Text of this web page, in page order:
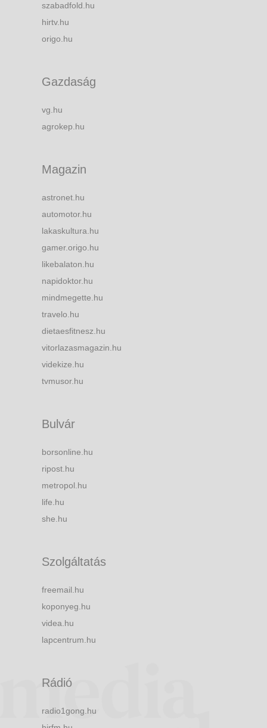
szabadfold.hu
hirtv.hu
origo.hu
Gazdaság
vg.hu
agrokep.hu
Magazin
astronet.hu
automotor.hu
lakaskultura.hu
gamer.origo.hu
likebalaton.hu
napidoktor.hu
mindmegette.hu
travelo.hu
dietaesfitnesz.hu
vitorlazasmagazin.hu
videkize.hu
tvmusor.hu
Bulvár
borsonline.hu
ripost.hu
metropol.hu
life.hu
she.hu
Szolgáltatás
freemail.hu
koponyeg.hu
videa.hu
lapcentrum.hu
Rádió
radio1gong.hu